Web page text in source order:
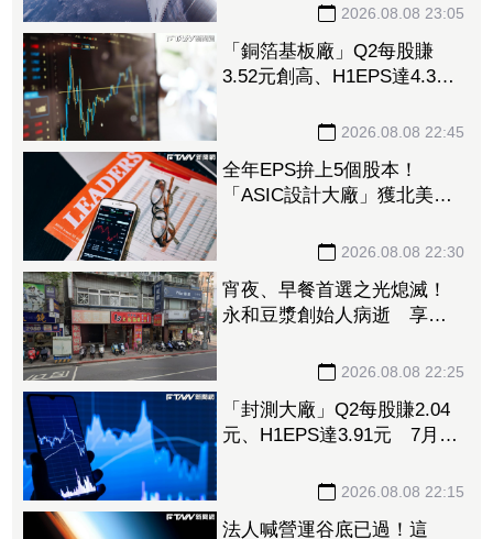
2026.08.08 23:05
「銅箔基板廠」Q2每股賺
3.52元創高、H1EPS達4.39
2026.08.08 22:45
全年EPS拚上5個股本！
「ASIC設計大廠」獲北美
2026.08.08 22:30
宵夜、早餐首選之光熄滅！
永和豆漿創始人病逝 享壽
2026.08.08 22:25
「封測大廠」Q2每股賺2.04
元、H1EPS達3.91元 7月營
2026.08.08 22:15
法人喊營運谷底已過！這